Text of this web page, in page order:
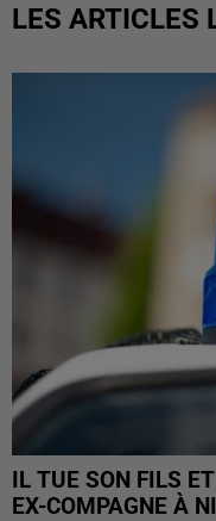
LES ARTICLES
IL TUE SON FILS
EX-COMPAGNE À